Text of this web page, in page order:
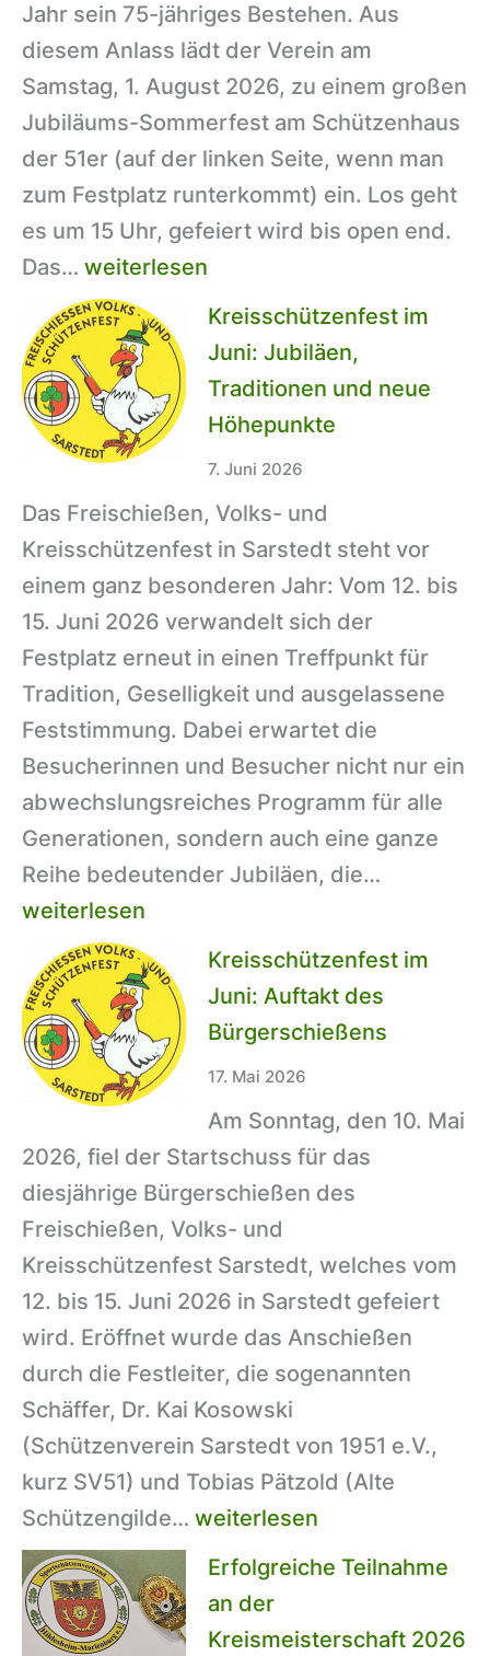
starker
Start
in
die
zweite
Jahreshälfte
Jahr sein 75-jähriges Bestehen. Aus
diesem Anlass lädt der Verein am
Samstag, 1. August 2026, zu einem großen
Jubiläums-Sommerfest am Schützenhaus
der 51er (auf der linken Seite, wenn man
zum Festplatz runterkommt) ein. Los geht
es um 15 Uhr, gefeiert wird bis open end.
Das… 75
Jahre
Schützenverein
Sarstedt:
Sommerfest
für
ganze
Familie
weiterlesen
Kreisschützenfest im
Juni: Jubiläen,
Traditionen und neue
Höhepunkte
7. Juni 2026
Das Freischießen, Volks- und
Kreisschützenfest in Sarstedt steht vor
einem ganz besonderen Jahr: Vom 12. bis
15. Juni 2026 verwandelt sich der
Festplatz erneut in einen Treffpunkt für
Tradition, Geselligkeit und ausgelassene
Feststimmung. Dabei erwartet die
Besucherinnen und Besucher nicht nur ein
abwechslungsreiches Programm für alle
Generationen, sondern auch eine ganze
Reihe bedeutender Jubiläen, die…
Juni:
weiterlesen
Kreisschützenfest im
Juni: Auftakt des
Bürgerschießens
17. Mai 2026
Am Sonntag, den 10. Mai
2026, fiel der Startschuss für das
diesjährige Bürgerschießen des
Freischießen, Volks- und
Kreisschützenfest Sarstedt, welches vom
12. bis 15. Juni 2026 in Sarstedt gefeiert
wird. Eröffnet wurde das Anschießen
durch die Festleiter, die sogenannten
Schäffer, Dr. Kai Kosowski
(Schützenverein Sarstedt von 1951 e.V.,
kurz SV51) und Tobias Pätzold (Alte
Schützengilde… Kreisschützenfest
im
Auftakt
weiterlesen
Erfolgreiche Teilnahme
an der
Kreismeisterschaft 2026